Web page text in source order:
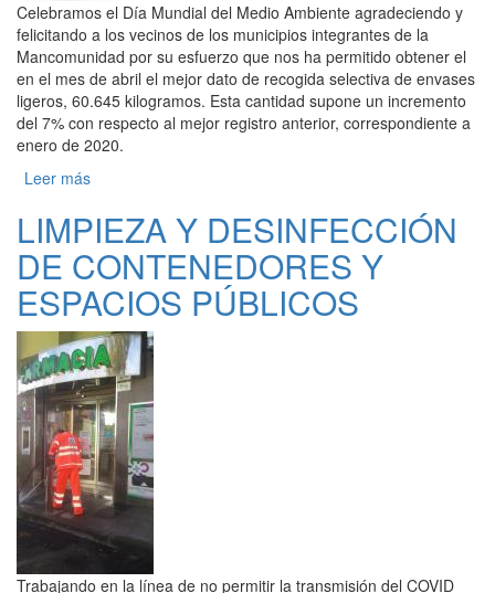
Celebramos el Día Mundial del Medio Ambiente agradeciendo y
felicitando a los vecinos de los municipios integrantes de la
Mancomunidad por su esfuerzo que nos ha permitido obtener el
en el mes de abril el mejor dato de recogida selectiva de envases
ligeros, 60.645 kilogramos. Esta cantidad supone un incremento
del 7% con respecto al mejor registro anterior, correspondiente a
enero de 2020.
Leer más
LIMPIEZA Y DESINFECCIÓN
DE CONTENEDORES Y
ESPACIOS PÚBLICOS
Trabajando en la línea de no permitir la transmisión del COVID